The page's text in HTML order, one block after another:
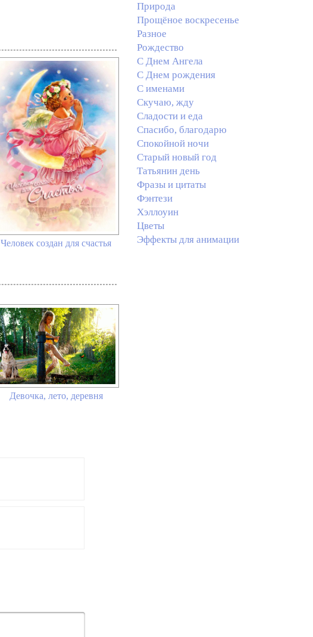
Человек создан для счастья
Девочка, лето, деревня
Природа
Прощёное воскресенье
Разное
Рождество
С Днем Ангела
С Днем рождения
С именами
Скучаю, жду
Сладости и еда
Спасибо, благодарю
Спокойной ночи
Старый новый год
Татьянин день
Фразы и цитаты
Фэнтези
Хэллоуин
Цветы
Эффекты для анимации